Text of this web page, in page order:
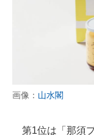
画像： 山水閣
第1位は「那須